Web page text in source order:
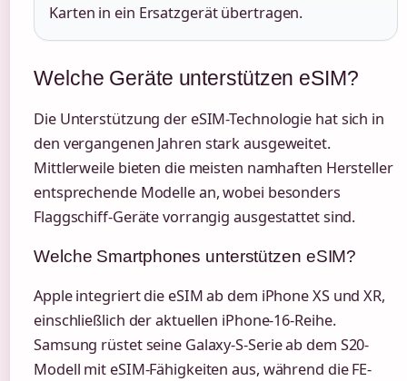
Karten in ein Ersatzgerät übertragen.
Welche Geräte unterstützen eSIM?
Die Unterstützung der eSIM-Technologie hat sich in
den vergangenen Jahren stark ausgeweitet.
Mittlerweile bieten die meisten namhaften Hersteller
entsprechende Modelle an, wobei besonders
Flaggschiff-Geräte vorrangig ausgestattet sind.
Welche Smartphones unterstützen eSIM?
Apple integriert die eSIM ab dem iPhone XS und XR,
einschließlich der aktuellen iPhone-16-Reihe.
Samsung rüstet seine Galaxy-S-Serie ab dem S20-
Modell mit eSIM-Fähigkeiten aus, während die FE-